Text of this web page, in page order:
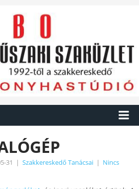
31 | Szakkereskedő Tanácsai | Nincs